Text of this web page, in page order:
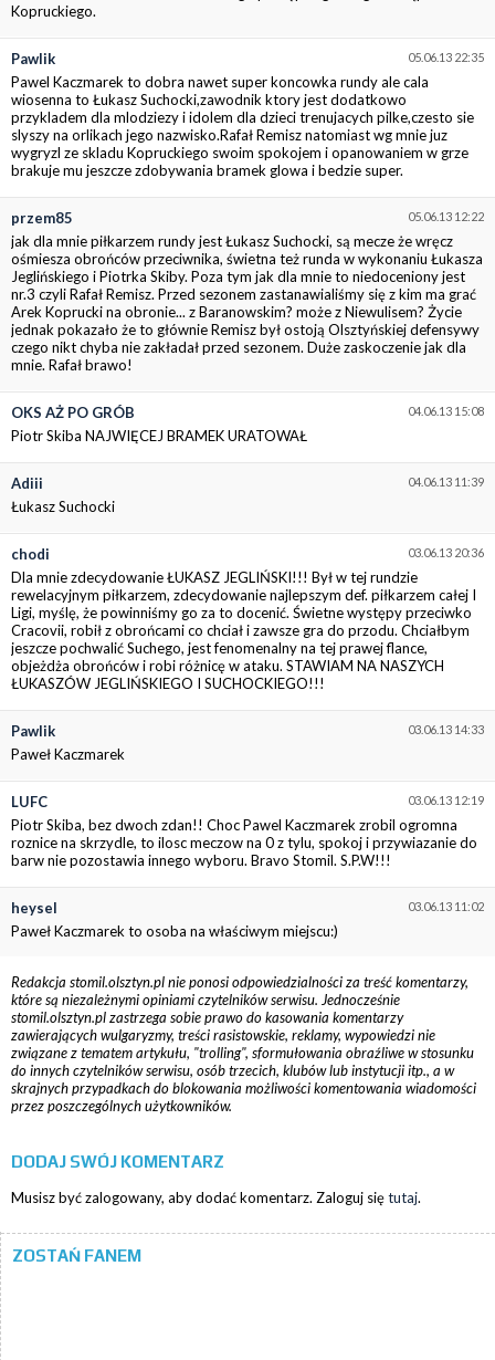
Kopruckiego.
05.06.13 22:35
Pawlik
Pawel Kaczmarek to dobra nawet super koncowka rundy ale cala
wiosenna to Łukasz Suchocki,zawodnik ktory jest dodatkowo
przykladem dla mlodziezy i idolem dla dzieci trenujacych pilke,czesto sie
slyszy na orlikach jego nazwisko.Rafał Remisz natomiast wg mnie juz
wygryzl ze skladu Kopruckiego swoim spokojem i opanowaniem w grze
brakuje mu jeszcze zdobywania bramek glowa i bedzie super.
05.06.13 12:22
przem85
jak dla mnie piłkarzem rundy jest Łukasz Suchocki, są mecze że wręcz
ośmiesza obrońców przeciwnika, świetna też runda w wykonaniu Łukasza
Jeglińskiego i Piotrka Skiby. Poza tym jak dla mnie to niedoceniony jest
nr.3 czyli Rafał Remisz. Przed sezonem zastanawialiśmy się z kim ma grać
Arek Koprucki na obronie... z Baranowskim? może z Niewulisem? Życie
jednak pokazało że to głównie Remisz był ostoją Olsztyńskiej defensywy
czego nikt chyba nie zakładał przed sezonem. Duże zaskoczenie jak dla
mnie. Rafał brawo!
04.06.13 15:08
OKS AŻ PO GRÓB
Piotr Skiba NAJWIĘCEJ BRAMEK URATOWAŁ
04.06.13 11:39
Adiii
Łukasz Suchocki
03.06.13 20:36
chodi
Dla mnie zdecydowanie ŁUKASZ JEGLIŃSKI!!! Był w tej rundzie
rewelacyjnym piłkarzem, zdecydowanie najlepszym def. piłkarzem całej I
Ligi, myślę, że powinniśmy go za to docenić. Świetne występy przeciwko
Cracovii, robił z obrońcami co chciał i zawsze gra do przodu. Chciałbym
jeszcze pochwalić Suchego, jest fenomenalny na tej prawej flance,
objeżdża obrońców i robi różnicę w ataku. STAWIAM NA NASZYCH
ŁUKASZÓW JEGLIŃSKIEGO I SUCHOCKIEGO!!!
03.06.13 14:33
Pawlik
Paweł Kaczmarek
03.06.13 12:19
LUFC
Piotr Skiba, bez dwoch zdan!! Choc Pawel Kaczmarek zrobil ogromna
roznice na skrzydle, to ilosc meczow na 0 z tylu, spokoj i przywiazanie do
barw nie pozostawia innego wyboru. Bravo Stomil. S.P.W!!!
03.06.13 11:02
heysel
Paweł Kaczmarek to osoba na właściwym miejscu:)
Redakcja stomil.olsztyn.pl nie ponosi odpowiedzialności za treść komentarzy,
które są niezależnymi opiniami czytelników serwisu. Jednocześnie
stomil.olsztyn.pl zastrzega sobie prawo do kasowania komentarzy
zawierających wulgaryzmy, treści rasistowskie, reklamy, wypowiedzi nie
związane z tematem artykułu, "trolling", sformułowania obraźliwe w stosunku
do innych czytelników serwisu, osób trzecich, klubów lub instytucji itp., a w
skrajnych przypadkach do blokowania możliwości komentowania wiadomości
przez poszczególnych użytkowników.
DODAJ SWÓJ KOMENTARZ
Musisz być zalogowany, aby dodać komentarz. Zaloguj siętutaj.
ZOSTAŃ FANEM